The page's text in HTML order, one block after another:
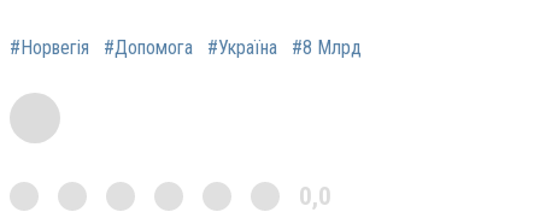
#Норвегія #Допомога #Україна #8 Млрд
0,0